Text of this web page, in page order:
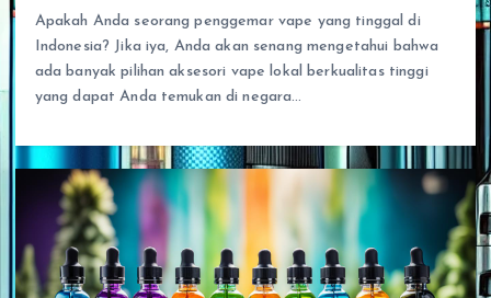
Apakah Anda seorang penggemar vape yang tinggal di
Indonesia? Jika iya, Anda akan senang mengetahui bahwa
ada banyak pilihan aksesori vape lokal berkualitas tinggi
yang dapat Anda temukan di negara…